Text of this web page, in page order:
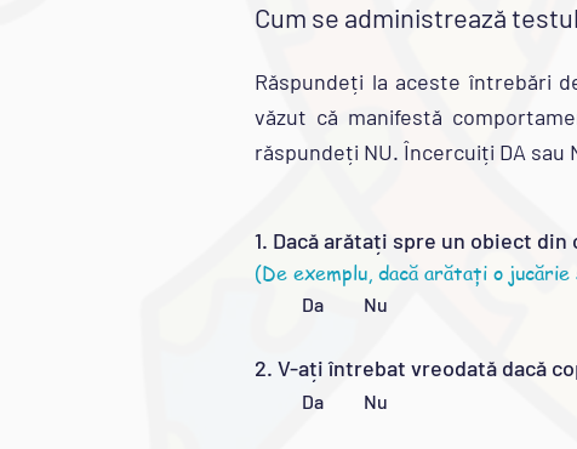
Cum se administrează
Răspundeți la aceste întrebări
văzut că manifestă
răspundeți NU. Încercuiți DA sau
1. Dacă arătați spre un obiect
(De exemplu, dacă arătați o jucărie
Da Nu
2. V-ați întrebat vreodată dacă
Da Nu